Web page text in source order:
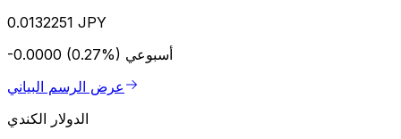
0.0132251 JPY
-0.0000 (0.27%) أسبوعي
عرض الرسم البياني
الدولار الكندي